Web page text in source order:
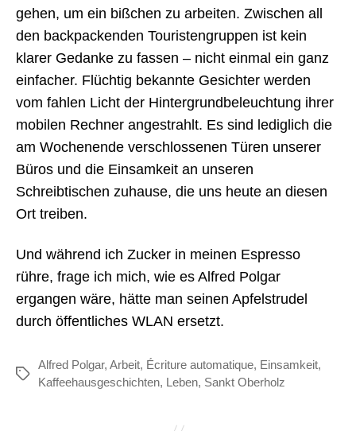
gehen, um ein bißchen zu arbeiten. Zwischen all
den backpackenden Touristengruppen ist kein
klarer Gedanke zu fassen – nicht einmal ein ganz
einfacher. Flüchtig bekannte Gesichter werden
vom fahlen Licht der Hintergrundbeleuchtung ihrer
mobilen Rechner angestrahlt. Es sind lediglich die
am Wochenende verschlossenen Türen unserer
Büros und die Einsamkeit an unseren
Schreibtischen zuhause, die uns heute an diesen
Ort treiben.
Und während ich Zucker in meinen Espresso
rühre, frage ich mich, wie es Alfred Polgar
ergangen wäre, hätte man seinen Apfelstrudel
durch öffentliches WLAN ersetzt.
Schlagwörter
Alfred Polgar, Arbeit, Écriture automatique, Einsamkeit,
Kaffeehausgeschichten, Leben, Sankt Oberholz